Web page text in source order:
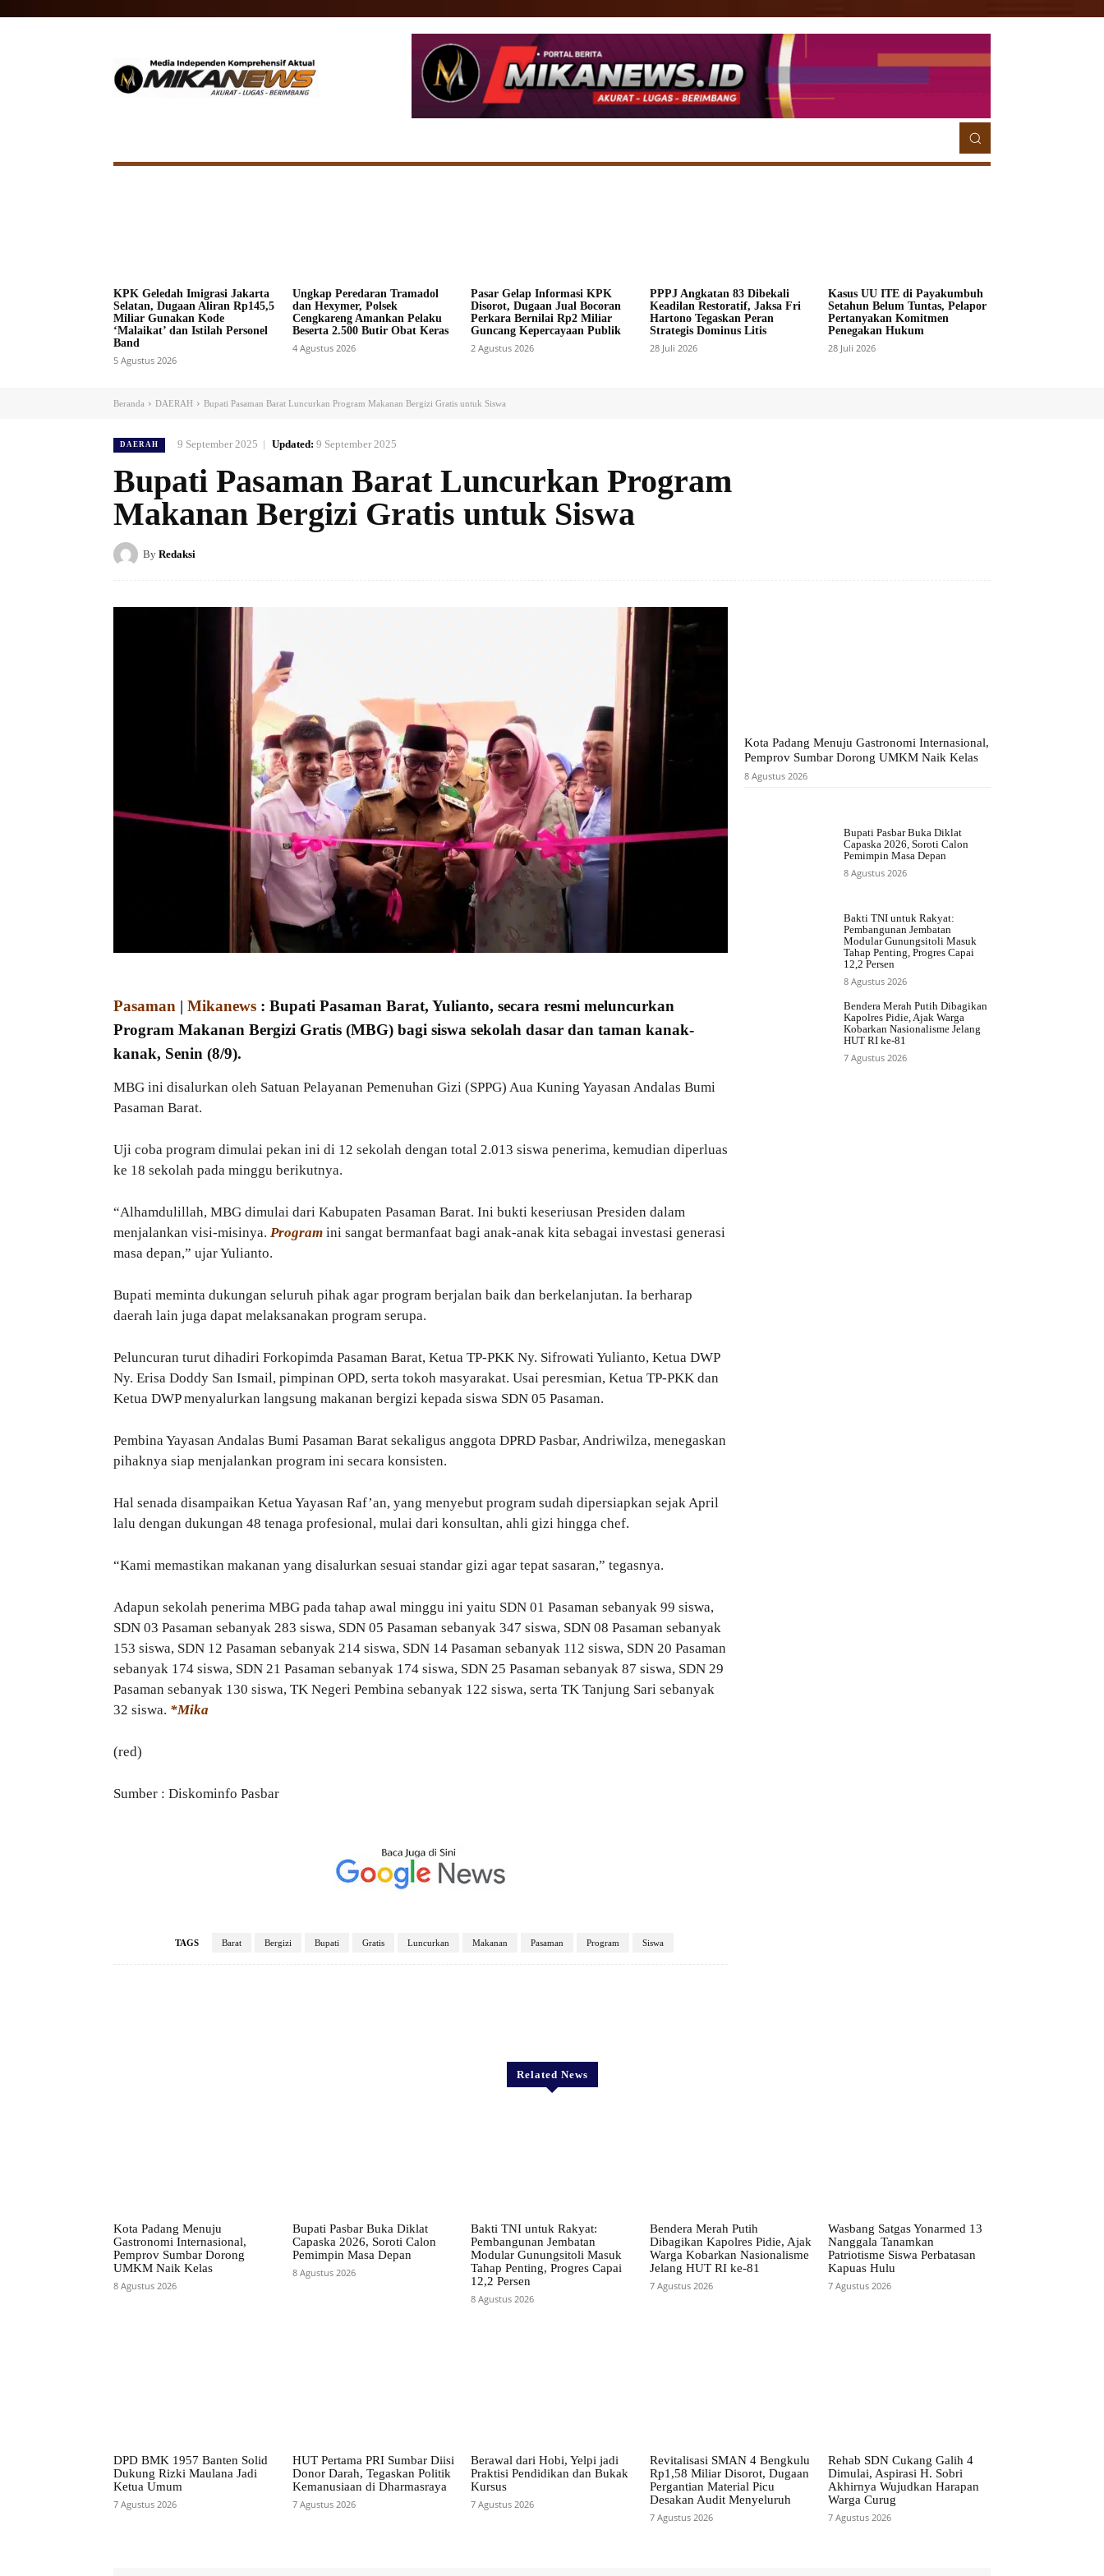
KPK Geledah Imigrasi Jakarta
Selatan, Dugaan Aliran Rp145,5
Miliar Gunakan Kode
‘Malaikat’ dan Istilah Personel
Band
5 Agustus 2026
Ungkap Peredaran Tramadol
dan Hexymer, Polsek
Cengkareng Amankan Pelaku
Beserta 2.500 Butir Obat Keras
4 Agustus 2026
Pasar Gelap Informasi KPK
Disorot, Dugaan Jual Bocoran
Perkara Bernilai Rp2 Miliar
Guncang Kepercayaan Publik
2 Agustus 2026
PPPJ Angkatan 83 Dibekali
Keadilan Restoratif, Jaksa Fri
Hartono Tegaskan Peran
Strategis Dominus Litis
28 Juli 2026
Kasus UU ITE di Payakumbuh
Setahun Belum Tuntas, Pelapor
Pertanyakan Komitmen
Penegakan Hukum
28 Juli 2026
Beranda DAERAH Bupati Pasaman Barat Luncurkan Program Makanan Bergizi Gratis untuk Siswa
DAERAH 9 September 2025 Updated: 9 September 2025
Bupati Pasaman Barat Luncurkan Program
Makanan Bergizi Gratis untuk Siswa
By Redaksi
Pasaman | Mikanews : Bupati Pasaman Barat, Yulianto, secara resmi meluncurkan
Program Makanan Bergizi Gratis (MBG) bagi siswa sekolah dasar dan taman kanak-
kanak, Senin (8/9).
MBG ini disalurkan oleh Satuan Pelayanan Pemenuhan Gizi (SPPG) Aua Kuning Yayasan Andalas Bumi
Pasaman Barat.
Uji coba program dimulai pekan ini di 12 sekolah dengan total 2.013 siswa penerima, kemudian diperluas
ke 18 sekolah pada minggu berikutnya.
“Alhamdulillah, MBG dimulai dari Kabupaten Pasaman Barat. Ini bukti keseriusan Presiden dalam
menjalankan visi-misinya. Program ini sangat bermanfaat bagi anak-anak kita sebagai investasi generasi
masa depan,” ujar Yulianto.
Bupati meminta dukungan seluruh pihak agar program berjalan baik dan berkelanjutan. Ia berharap
daerah lain juga dapat melaksanakan program serupa.
Peluncuran turut dihadiri Forkopimda Pasaman Barat, Ketua TP-PKK Ny. Sifrowati Yulianto, Ketua DWP
Ny. Erisa Doddy San Ismail, pimpinan OPD, serta tokoh masyarakat. Usai peresmian, Ketua TP-PKK dan
Ketua DWP menyalurkan langsung makanan bergizi kepada siswa SDN 05 Pasaman.
Pembina Yayasan Andalas Bumi Pasaman Barat sekaligus anggota DPRD Pasbar, Andriwilza, menegaskan
pihaknya siap menjalankan program ini secara konsisten.
Hal senada disampaikan Ketua Yayasan Raf’an, yang menyebut program sudah dipersiapkan sejak April
lalu dengan dukungan 48 tenaga profesional, mulai dari konsultan, ahli gizi hingga chef.
“Kami memastikan makanan yang disalurkan sesuai standar gizi agar tepat sasaran,” tegasnya.
Adapun sekolah penerima MBG pada tahap awal minggu ini yaitu SDN 01 Pasaman sebanyak 99 siswa,
SDN 03 Pasaman sebanyak 283 siswa, SDN 05 Pasaman sebanyak 347 siswa, SDN 08 Pasaman sebanyak
153 siswa, SDN 12 Pasaman sebanyak 214 siswa, SDN 14 Pasaman sebanyak 112 siswa, SDN 20 Pasaman
sebanyak 174 siswa, SDN 21 Pasaman sebanyak 174 siswa, SDN 25 Pasaman sebanyak 87 siswa, SDN 29
Pasaman sebanyak 130 siswa, TK Negeri Pembina sebanyak 122 siswa, serta TK Tanjung Sari sebanyak
32 siswa. *Mika
(red)
Sumber : Diskominfo Pasbar
TAGS Barat Bergizi Bupati Gratis Luncurkan Makanan Pasaman Program Siswa
Kota Padang Menuju Gastronomi Internasional,
Pemprov Sumbar Dorong UMKM Naik Kelas
8 Agustus 2026
Bupati Pasbar Buka Diklat
Capaska 2026, Soroti Calon
Pemimpin Masa Depan
8 Agustus 2026
Bakti TNI untuk Rakyat:
Pembangunan Jembatan
Modular Gunungsitoli Masuk
Tahap Penting, Progres Capai
12,2 Persen
8 Agustus 2026
Bendera Merah Putih Dibagikan
Kapolres Pidie, Ajak Warga
Kobarkan Nasionalisme Jelang
HUT RI ke-81
7 Agustus 2026
Related News
Kota Padang Menuju
Gastronomi Internasional,
Pemprov Sumbar Dorong
UMKM Naik Kelas
8 Agustus 2026
Bupati Pasbar Buka Diklat
Capaska 2026, Soroti Calon
Pemimpin Masa Depan
8 Agustus 2026
Bakti TNI untuk Rakyat:
Pembangunan Jembatan
Modular Gunungsitoli Masuk
Tahap Penting, Progres Capai
12,2 Persen
8 Agustus 2026
Bendera Merah Putih
Dibagikan Kapolres Pidie, Ajak
Warga Kobarkan Nasionalisme
Jelang HUT RI ke-81
7 Agustus 2026
Wasbang Satgas Yonarmed 13
Nanggala Tanamkan
Patriotisme Siswa Perbatasan
Kapuas Hulu
7 Agustus 2026
DPD BMK 1957 Banten Solid
Dukung Rizki Maulana Jadi
Ketua Umum
7 Agustus 2026
HUT Pertama PRI Sumbar Diisi
Donor Darah, Tegaskan Politik
Kemanusiaan di Dharmasraya
7 Agustus 2026
Berawal dari Hobi, Yelpi jadi
Praktisi Pendidikan dan Bukak
Kursus
7 Agustus 2026
Revitalisasi SMAN 4 Bengkulu
Rp1,58 Miliar Disorot, Dugaan
Pergantian Material Picu
Desakan Audit Menyeluruh
7 Agustus 2026
Rehab SDN Cukang Galih 4
Dimulai, Aspirasi H. Sobri
Akhirnya Wujudkan Harapan
Warga Curug
7 Agustus 2026